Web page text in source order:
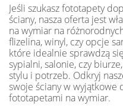
Jeśli szukasz fototapety
ściany, nasza oferta jest
na wymiar na
flizelina, winyl, czy opcje
które idealnie sprawdzą
sypialni, salonie, czy
stylu i potrzeb. Odkryj
swoje ściany w wyjątkowe
fototapetami na wymiar.